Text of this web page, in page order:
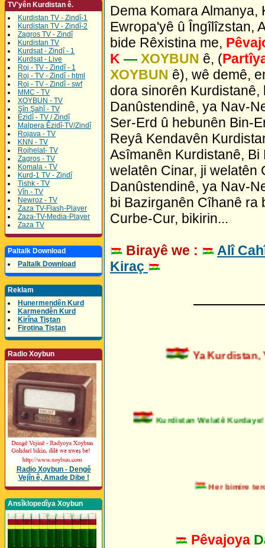
TV'yên Kurdistan ê.
Kurdistan TV - Zindî-1
Kurdistan TV - Zindî-2
Zagros TV - Zindî
Kurdistan TV
Kurdsat - Zindî - 1
Kurdsat - Live
Roj - TV - Zindî - 1
Roj - TV - Zindî - html
Roj - TV - Zindî - swf
MMC - TV
XOYBUN - TV
Şîn Şahî - TV
Êzidî - TV / Zindî
Malpera Êzidî-TV/Zindî
Rojava - TV
KNN - TV
Rojhelat- TV
Zagros - TV
Komala - TV
Kurd-1 TV - Zindî
Tishk - TV
Vîn - TV
Newroz - TV
Zaza TV-Flash-Player
Zaza-TV-Media-Player
Zaza TV
Paltalk Download
Paltalk Download
Reklam
Hunermendên Kurd
Karmendên Kurd
Kirîna Tiştan
Firotina Tiştan
Radio Xoybun
Radio Xoybun - Dengê
Vejîn ê, Amade Dibe !
Ansîklopedîya Xoybun
Dema Komara
Ewropa'yê û Îngîlîzstan,
bide Rêxistina me,
K — XOYBUN ê, (
XOYBUN ê), wê demê,
dora sinorên
Danûstendinê, ya Nav-
Ser-Erd û hebunên Bin-
Reyâ Kendavên
Asîmanên Kurdistanê,
welatên Cinar, ji welatên
Danûstendinê, ya Nav-
bi Bazirganên Cîhanê ra
Curbe-Cur, bikirin...
Birayê we :
Alî
Kiraç
Ya Kurdistan,
Kurdistan Welatê
Her bimire
Pêvajoya